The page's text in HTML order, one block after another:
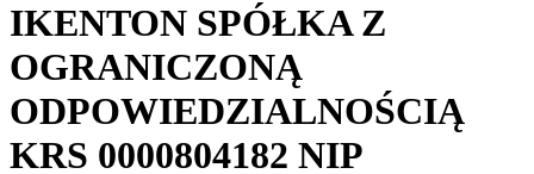
IKENTON SPÓŁKA Z
OGRANICZONĄ
ODPOWIEDZIALNOŚCIĄ
KRS 0000804182 NIP